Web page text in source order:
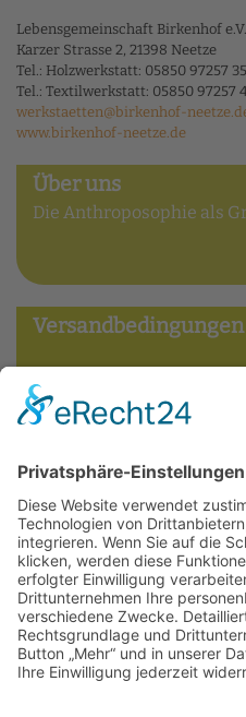
Lebensgemeinschaft Birkenhof e.V.
Karzer Strasse 2, 21398 Neetze
Tel.: Holzwerkstatt: 05850 97257 35
Tel.: Textilwerkstatt: 05850 97257
werkstaetten@birkenhof-
www.birkenhof-neetze.de
Über uns
Die Anthroposophie als
Versandbedingungen
Widerrufsbelehrung